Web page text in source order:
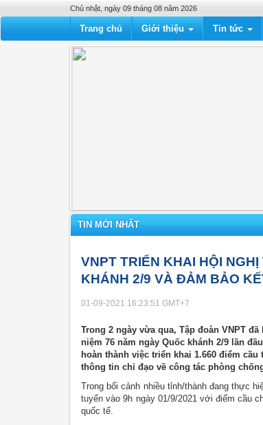
Chủ nhật, ngày 09 tháng 08 năm 2026
Trang chủ Giới thiệu Tin tức
TIN MỚI NHẤT
VNPT TRIỂN KHAI HỘI
KHÁNH 2/9 VÀ ĐẢM BẢO
01-09-2021 16:23:51 GMT+7
Trong 2 ngày vừa qua, Tập đoàn VNPT
niệm 76 năm ngày Quốc khánh 2/9 lần
hoàn thành việc triển khai 1.660 điểm
thông tin chỉ đạo về công tác phòng
Trong bối cảnh nhiều tỉnh/thành đang thực
tuyến vào 9h ngày 01/9/2021 với điểm cầu
quốc tế.